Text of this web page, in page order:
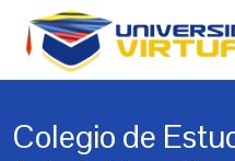
Colegio de